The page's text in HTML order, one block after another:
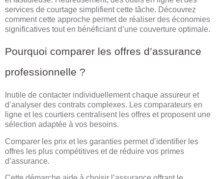
services de courtage simplifient cette tâche. Découvrez
comment cette approche permet de réaliser des économies
significatives tout en bénéficiant d’une couverture optimale.
Pourquoi comparer les offres d’assurance
professionnelle ?
Inutile de contacter individuellement chaque assureur et
d’analyser des contrats complexes. Les comparateurs en
ligne et les courtiers centralisent les offres et proposent une
sélection adaptée à vos besoins.
Comparer les prix et les garanties permet d’identifier les
offres les plus compétitives et de réduire vos primes
d’assurance.